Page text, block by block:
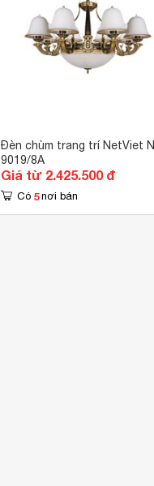
Đèn chùm trang trí NetViet
9019/8A
Giá từ 2.425.500 đ
Có 5 nơi bán